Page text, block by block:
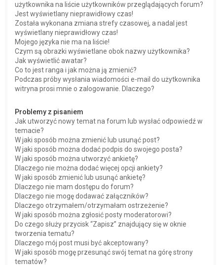
użytkownika na liście użytkowników przeglądających forum?
Jest wyświetlany nieprawidłowy czas!
Została wykonana zmiana strefy czasowej, a nadal jest
wyświetlany nieprawidłowy czas!
Mojego języka nie ma na liście!
Czym są obrazki wyświetlane obok nazwy użytkownika?
Jak wyświetlić awatar?
Co to jest ranga i jak można ją zmienić?
Podczas próby wysłania wiadomości e-mail do użytkownika
witryna prosi mnie o zalogowanie. Dlaczego?
Problemy z pisaniem
Jak utworzyć nowy temat na forum lub wysłać odpowiedź w
temacie?
W jaki sposób można zmienić lub usunąć post?
W jaki sposób można dodać podpis do swojego posta?
W jaki sposób można utworzyć ankietę?
Dlaczego nie można dodać więcej opcji ankiety?
W jaki sposób zmienić lub usunąć ankietę?
Dlaczego nie mam dostępu do forum?
Dlaczego nie mogę dodawać załączników?
Dlaczego otrzymałem/otrzymałam ostrzeżenie?
W jaki sposób można zgłosić posty moderatorowi?
Do czego służy przycisk “Zapisz” znajdujący się w oknie
tworzenia tematu?
Dlaczego mój post musi być akceptowany?
W jaki sposób mogę przesunąć swój temat na górę strony
tematów?